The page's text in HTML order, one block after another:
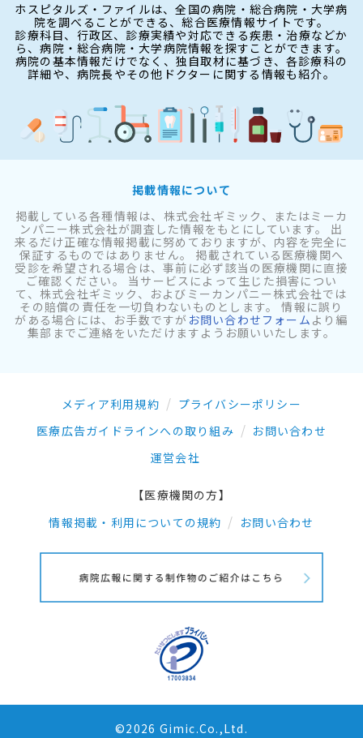
ホスピタルズ・ファイルは、全国の病院・総合病院・大学病
院を調べることができる、総合医療情報サイトです。
診療科目、行政区、診療実績や対応できる疾患・治療などか
ら、病院・総合病院・大学病院情報を探すことができます。
病院の基本情報だけでなく、独自取材に基づき、各診療科の
詳細や、病院長やその他ドクターに関する情報も紹介。
掲載情報について
掲載している各種情報は、株式会社ギミック、またはミーカ
ンパニー株式会社が調査した情報をもとにしています。 出
来るだけ正確な情報掲載に努めておりますが、内容を完全に
保証するものではありません。 掲載されている医療機関へ
受診を希望される場合は、事前に必ず該当の医療機関に直接
ご確認ください。 当サービスによって生じた損害につい
て、株式会社ギミック、およびミーカンパニー株式会社では
その賠償の責任を一切負わないものとします。 情報に誤り
がある場合には、お手数ですが お問い合わせフォーム より編
集部までご連絡をいただけますようお願いいたします。
メディア利用規約
プライバシーポリシー
医療広告ガイドラインへの取り組み
お問い合わせ
運営会社
【医療機関の方】
情報掲載・利用についての規約
お問い合わせ
©2026 Gimic.Co.,Ltd.